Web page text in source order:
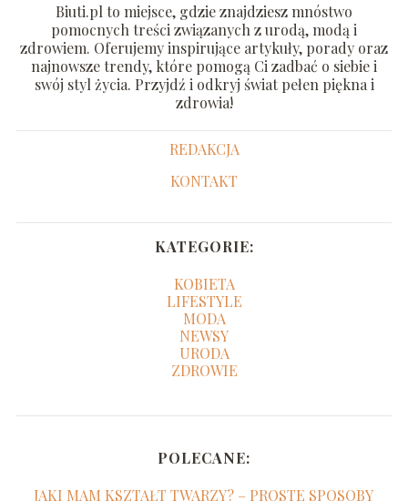
Biuti.pl to miejsce, gdzie znajdziesz mnóstwo
pomocnych treści związanych z urodą, modą i
zdrowiem. Oferujemy inspirujące artykuły, porady oraz
najnowsze trendy, które pomogą Ci zadbać o siebie i
swój styl życia. Przyjdź i odkryj świat pełen piękna i
zdrowia!
REDAKCJA
KONTAKT
KATEGORIE:
KOBIETA
LIFESTYLE
MODA
NEWSY
URODA
ZDROWIE
POLECANE:
JAKI MAM KSZTAŁT TWARZY? – PROSTE SPOSOBY